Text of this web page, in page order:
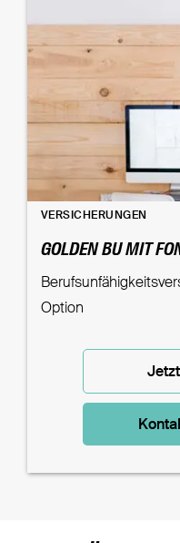
VERSICHERUNGEN
GOLDEN BU MIT
Option